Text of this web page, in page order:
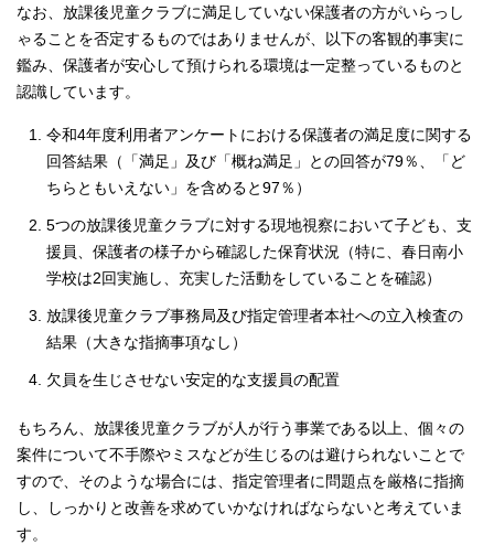
なお、放課後児童クラブに満足していない保護者の方がいらっし
ゃることを否定するものではありませんが、以下の客観的事実に
鑑み、保護者が安心して預けられる環境は一定整っているものと
認識しています。
令和4年度利用者アンケートにおける保護者の満足度に関する
回答結果（「満足」及び「概ね満足」との回答が79％、「ど
ちらともいえない」を含めると97％）
5つの放課後児童クラブに対する現地視察において子ども、支
援員、保護者の様子から確認した保育状況（特に、春日南小
学校は2回実施し、充実した活動をしていることを確認）
放課後児童クラブ事務局及び指定管理者本社への立入検査の
結果（大きな指摘事項なし）
欠員を生じさせない安定的な支援員の配置
もちろん、放課後児童クラブが人が行う事業である以上、個々の
案件について不手際やミスなどが生じるのは避けられないことで
すので、そのような場合には、指定管理者に問題点を厳格に指摘
し、しっかりと改善を求めていかなければならないと考えていま
す。